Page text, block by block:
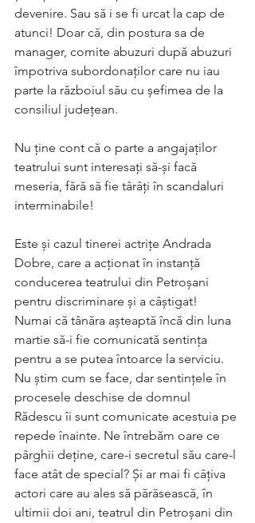
devenire. Sau să i se fi urcat la cap de
atunci! Doar că, din postura sa de
manager, comite abuzuri după abuzuri
împotriva subordonaților care nu iau
parte la războiul său cu șefimea de la
consiliul județean.
Nu ține cont că o parte a angajaților
teatrului sunt interesați să-și facă
meseria, fără să fie târâți în scandaluri
interminabile!
Este și cazul tinerei actrițe Andrada
Dobre, care a acționat în instanță
conducerea teatrului din Petroșani
pentru discriminare și a câștigat!
Numai că tânăra așteaptă încă din luna
martie să-i fie comunicată sentința
pentru a se putea întoarce la serviciu.
Nu știm cum se face, dar sentințele în
procesele deschise de domnul
Rădescu îi sunt comunicate acestuia pe
repede înainte. Ne întrebăm oare ce
pârghii deține, care-i secretul său care-l
face atât de special? Și ar mai fi câțiva
actori care au ales să părăsească, în
ultimii doi ani, teatrul din Petroșani din